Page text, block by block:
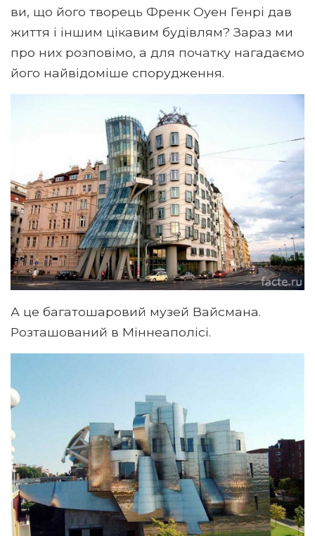
ви, що його творець Френк Оуен Генрі дав
життя і іншим цікавим будівлям? Зараз ми
про них розповімо, а для початку нагадаємо
його найвідоміше спорудження.
А це багатошаровий музей Вайсмана.
Розташований в Міннеаполісі.